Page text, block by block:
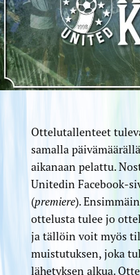
Ottelutallenteet
samalla
aikanaan pelattu.
Unitedin Facebook-
(premiere).
ottelusta tulee jo
ja tällöin voit myös
muistutuksen, joka
lähetyksen alkua.